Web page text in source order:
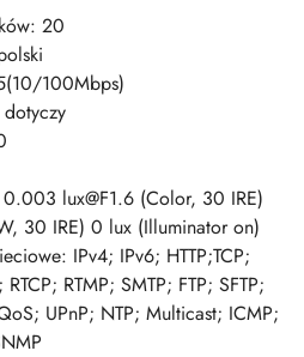
20
100Mbps)
lux@F1.6 (Color, 30 IRE)
30 IRE) 0 lux (Illuminator on)
IPv4; IPv6; HTTP;TCP;
RTMP; SMTP; FTP; SFTP;
UPnP; NTP; Multicast; ICMP;